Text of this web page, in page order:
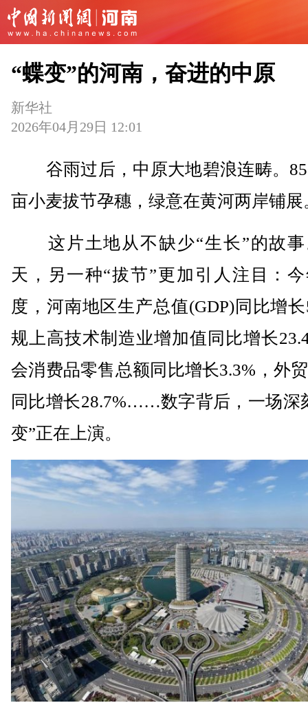
“蝶变”的河南，奋进的中原
新华社
2026年04月29日 12:01
谷雨过后，中原大地碧浪连畴。
亩小麦拔节孕穗，绿意在黄河两岸铺展
这片土地从不缺少“生长”的故事
天，另一种“拔节”更加引人注目：
度，河南地区生产总值(GDP)同比增
规上高技术制造业增加值同比增长
会消费品零售总额同比增长3.3%，外
同比增长28.7%……数字背后，一场深
变”正在上演。